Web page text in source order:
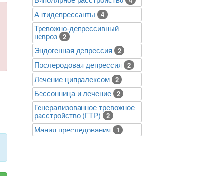
Антидепрессанты 4
Тревожно-депрессивный
невроз 2
Эндогенная депрессия 2
Послеродовая депрессия 2
Лечение ципралексом 2
Бессонница и лечение 2
Генерализованное тревожное
расстройство (ГТР) 2
Mания преследования 1